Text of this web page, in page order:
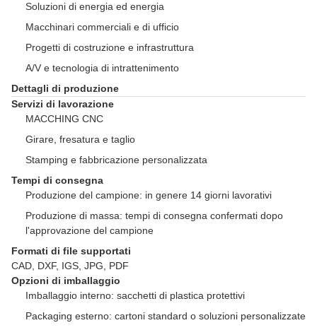
Soluzioni di energia ed energia
Macchinari commerciali e di ufficio
Progetti di costruzione e infrastruttura
A/V e tecnologia di intrattenimento
Dettagli di produzione
Servizi di lavorazione
MACCHING CNC
Girare, fresatura e taglio
Stamping e fabbricazione personalizzata
Tempi di consegna
Produzione del campione: in genere 14 giorni lavorativi
Produzione di massa: tempi di consegna confermati dopo
l'approvazione del campione
Formati di file supportati
CAD, DXF, IGS, JPG, PDF
Opzioni di imballaggio
Imballaggio interno: sacchetti di plastica protettivi
Packaging esterno: cartoni standard o soluzioni personalizzate